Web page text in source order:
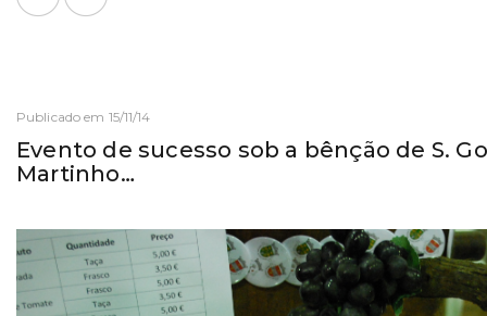
Publicado em 15/11/14
Evento de sucesso sob a bênção de S.
Martinho…